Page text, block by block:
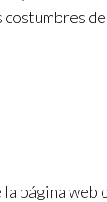
página